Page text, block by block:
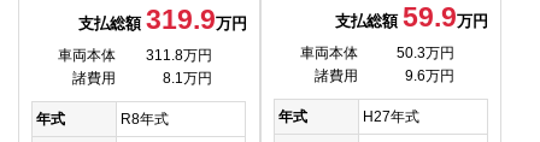
支払総額 319.9万円
車両本体
311.8万円
諸費用
8.1万円
年式 R8年式
支払総額59.9万円
車両本体
50.3万円
諸費用
9.6万円
年式 H27年式